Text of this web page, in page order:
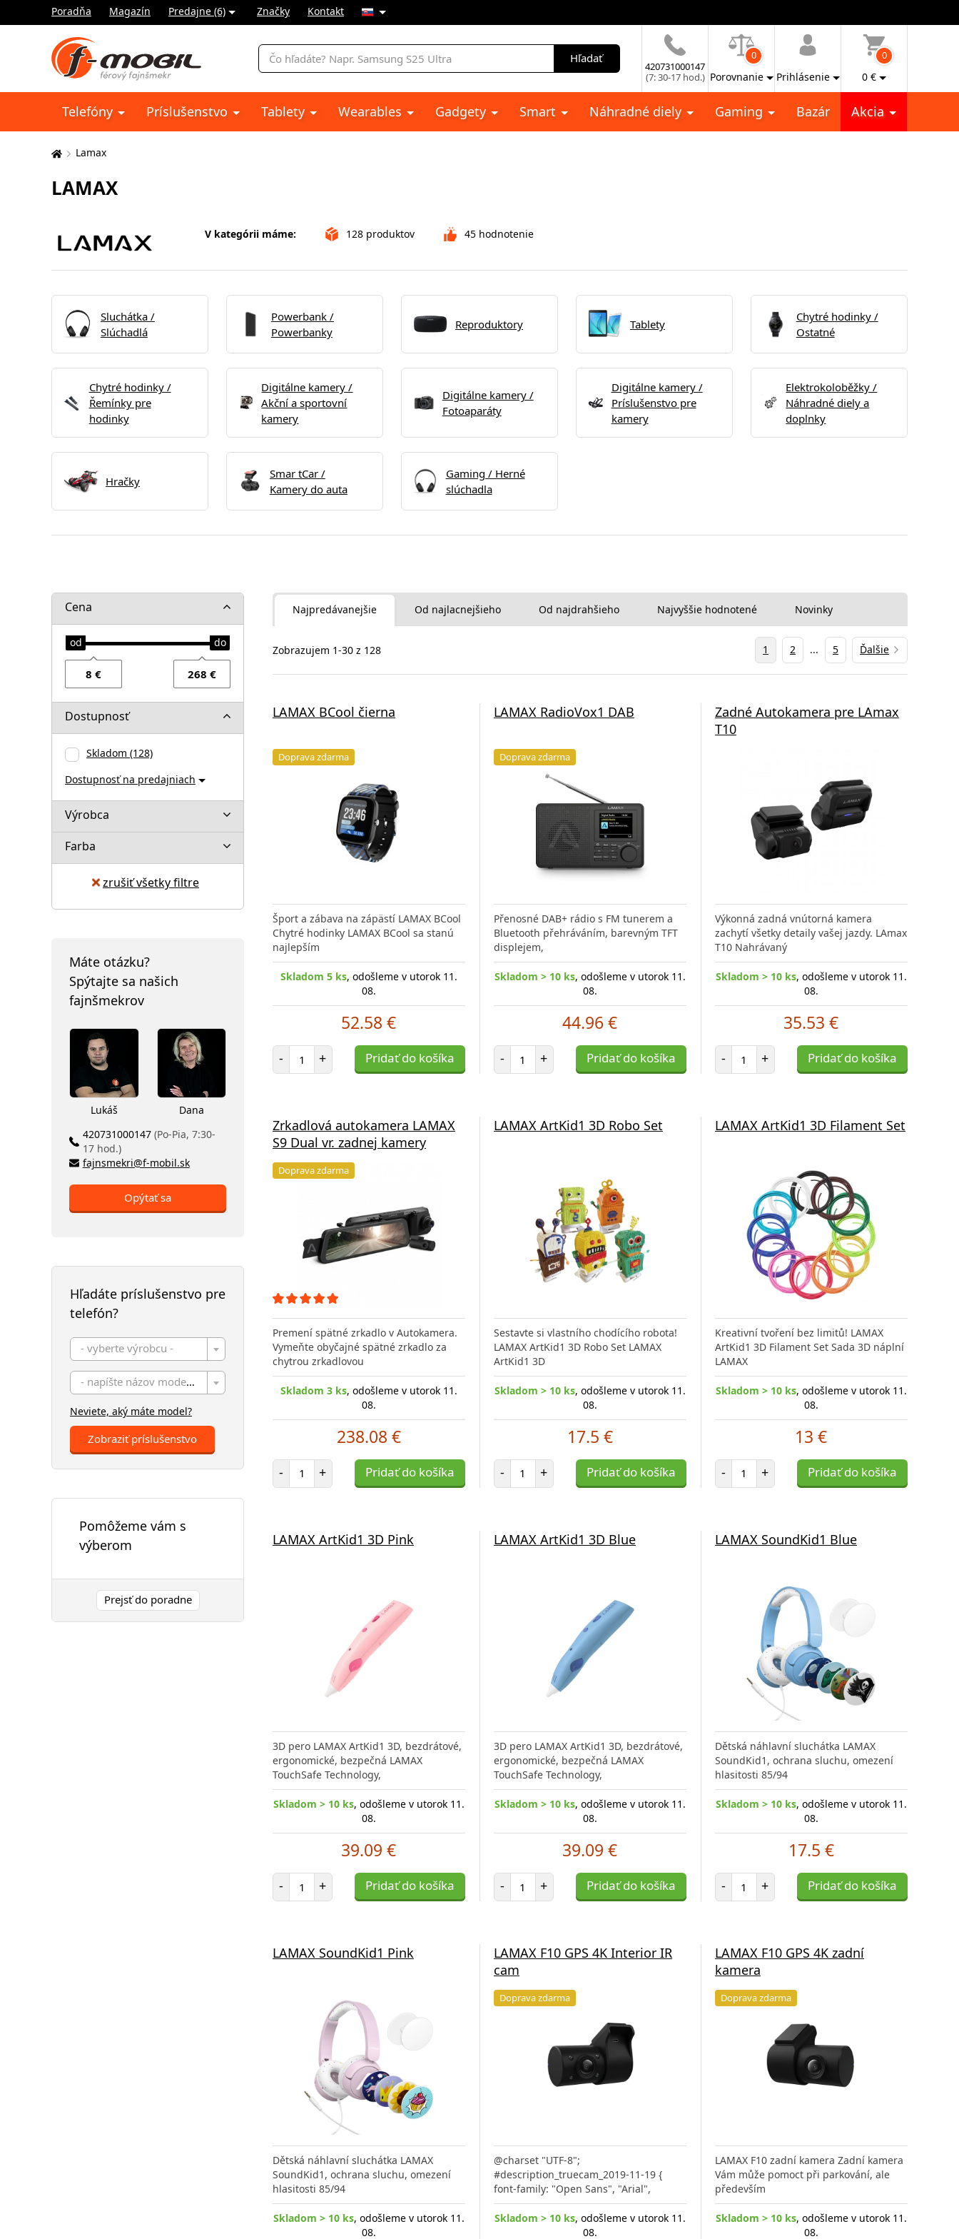
Poradňa Magazín Predajne (6) Značky Kontakt
Vyhľadávanie
Hľadať
420731000147
(7: 30-17 hod.)
0
Porovnanie Prihlásenie
0
0 €
Telefóny Príslušenstvo Tablety Wearables Gadgety Smart Náhradné diely Gaming Bazár Akcia
Tu
nachádzate:
Lamax
LAMAX
V kategórii máme: 128 produktov 45 hodnotenie
Sluchátka /
Slúchadlá
Powerbank /
Powerbanky
Reproduktory Tablety
Chytré hodinky /
Ostatné
Chytré hodinky /
Řemínky pre
hodinky
Digitálne kamery /
Akční a sportovní
kamery
Digitálne kamery /
Fotoaparáty
Digitálne kamery /
Príslušenstvo pre
kamery
Elektrokoloběžky /
Náhradné diely a
doplnky
Hračky
Smar tCar /
Kamery do auta
Gaming / Herné
slúchadla
Cena
Dostupnosť
Skladom (128)
Dostupnosť na predajniach
Výrobca
Farba
zrušiť všetky filtre
Máte otázku?
Spýtajte sa našich
fajnšmekrov
Lukáš
Dana
420731000147 (Po-Pia, 7:30-
17 hod.)
fajnsmekri@f-mobil.sk
Opýtať sa
Hľadáte príslušenstvo pre
telefón?
- vyberte výrobcu -
- napíšte názov modelu -
Neviete, aký máte model?
Zobraziť príslušenstvo
Pomôžeme vám s
výberom
Prejsť do poradne
Najpredávanejšie Od najlacnejšieho Od najdrahšieho Najvyššie hodnotené Novinky
Zobrazujem 1-30 z 128 1 2 ... 5 Ďalšie
LAMAX BCool čierna
Doprava zdarma
Šport a zábava na zápästí LAMAX BCool
Chytré hodinky LAMAX BCool sa stanú
najlepším
Skladom 5 ks, odošleme v utorok 11.
08.
52.58 €
- Počet položiek
+ Pridať do košíka
LAMAX RadioVox1 DAB
Doprava zdarma
Přenosné DAB+ rádio s FM tunerem a
Bluetooth přehráváním, barevným TFT
displejem,
Skladom > 10 ks, odošleme v utorok 11.
08.
44.96 €
- Počet položiek
+ Pridať do košíka
Zadné Autokamera pre LAmax
T10
Výkonná zadná vnútorná kamera
zachytí všetky detaily vašej jazdy. LAmax
T10 Nahrávaný
Skladom > 10 ks, odošleme v utorok 11.
08.
35.53 €
- Počet položiek
+ Pridať do košíka
Zrkadlová autokamera LAMAX
S9 Dual vr. zadnej kamery
Doprava zdarma
Premení spätné zrkadlo v Autokamera.
Vymeňte obyčajné spätné zrkadlo za
chytrou zrkadlovou
Skladom 3 ks, odošleme v utorok 11.
08.
238.08 €
- Počet položiek
+ Pridať do košíka
LAMAX ArtKid1 3D Robo Set
Sestavte si vlastního chodícího robota!
LAMAX ArtKid1 3D Robo Set LAMAX
ArtKid1 3D
Skladom > 10 ks, odošleme v utorok 11.
08.
17.5 €
- Počet položiek
+ Pridať do košíka
LAMAX ArtKid1 3D Filament Set
Kreativní tvoření bez limitů! LAMAX
ArtKid1 3D Filament Set Sada 3D náplní
LAMAX
Skladom > 10 ks, odošleme v utorok 11.
08.
13 €
- Počet položiek
+ Pridať do košíka
LAMAX ArtKid1 3D Pink
3D pero LAMAX ArtKid1 3D, bezdrátové,
ergonomické, bezpečná LAMAX
TouchSafe Technology,
Skladom > 10 ks, odošleme v utorok 11.
08.
39.09 €
- Počet položiek
+ Pridať do košíka
LAMAX ArtKid1 3D Blue
3D pero LAMAX ArtKid1 3D, bezdrátové,
ergonomické, bezpečná LAMAX
TouchSafe Technology,
Skladom > 10 ks, odošleme v utorok 11.
08.
39.09 €
- Počet položiek
+ Pridať do košíka
LAMAX SoundKid1 Blue
Dětská náhlavní sluchátka LAMAX
SoundKid1, ochrana sluchu, omezení
hlasitosti 85/94
Skladom > 10 ks, odošleme v utorok 11.
08.
17.5 €
- Počet položiek
+ Pridať do košíka
LAMAX SoundKid1 Pink
Dětská náhlavní sluchátka LAMAX
SoundKid1, ochrana sluchu, omezení
hlasitosti 85/94
Skladom > 10 ks, odošleme v utorok 11.
08.
LAMAX F10 GPS 4K Interior IR
cam
Doprava zdarma
@charset "UTF-8";
#description_truecam_2019-11-19 {
font-family: "Open Sans", "Arial",
Skladom > 10 ks, odošleme v utorok 11.
08.
LAMAX F10 GPS 4K zadní
kamera
Doprava zdarma
LAMAX F10 zadní kamera Zadní kamera
Vám může pomoct při parkování, ale
především
Skladom > 10 ks, odošleme v utorok 11.
08.